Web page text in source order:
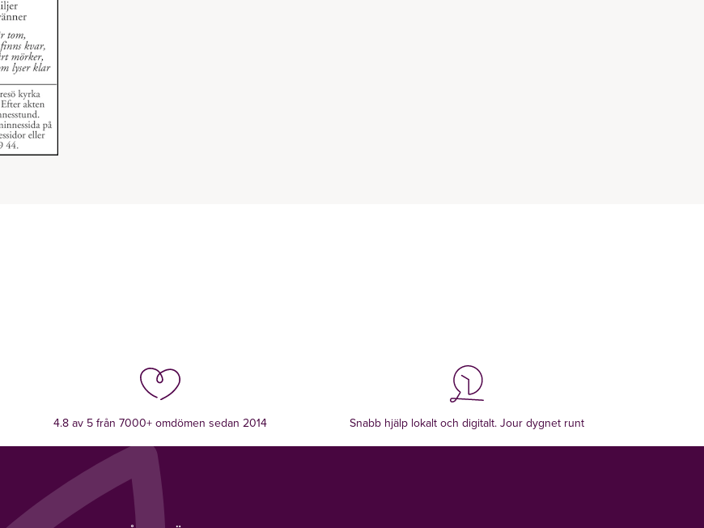
4.8 av 5 från 7000+ omdömen sedan 2014 Snabb hjälp lokalt och digitalt. Jour dygnet runt